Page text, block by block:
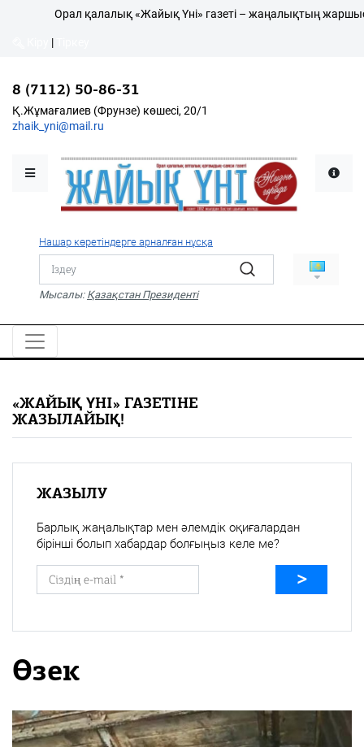
Қалалықтар қаперіне
Қоғам
Дені сау ұлт
Спорт
Жалын
PDF
«Жайық үні» — 33 жыл
Каталог
Орал қалалық «Жайық Үні» газеті – жаңалықтың жаршысы!
|
8 (7112) 50-86-31
Қ.Жұмағалиев (Фрунзе) көшесі, 20/1
zhaik_yni@mail.ru
Нашар көретіндерге арналған нұсқа
Мысалы: Қазақстан Президенті
Өзек
«ЖАЙЫҚ ҮНІ» ГАЗЕТІНЕ
ЖАЗЫЛАЙЫҚ!
ЖАЗЫЛУ
Барлық жаңалықтар мен әлемдік оқиғалардан
бірінші болып хабардар болғыңыз келе ме?